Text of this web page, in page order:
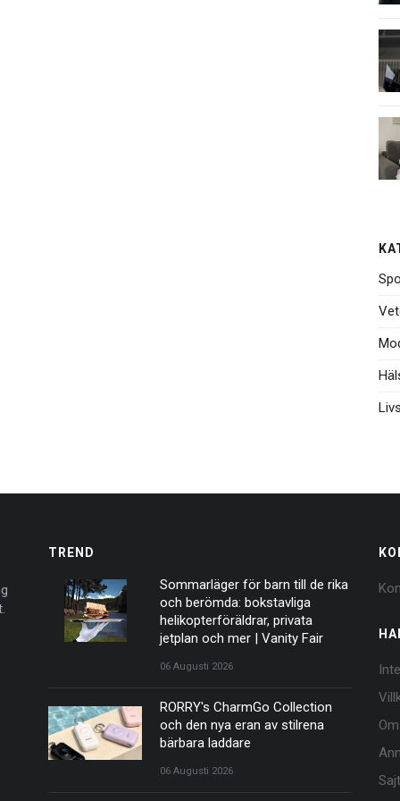
TREND
Sommarläger för barn till de rika
och berömda: bokstavliga
helikopterföräldrar, privata
jetplan och mer | Vanity Fair
06 Augusti 2026
RORRY's CharmGo Collection
och den nya eran av stilrena
bärbara laddare
06 Augusti 2026